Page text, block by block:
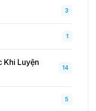
3
1
Khi Luyện
14
5